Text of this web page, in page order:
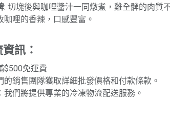
: 切塊後與咖哩醬汁一同燉煮，雞全髀的肉質
咖哩的香辣，口感豐富。
訊：
$500免運費
的銷售團隊獲取詳細批發價格和付款條款。
我們將提供專業的冷凍物流配送服務。